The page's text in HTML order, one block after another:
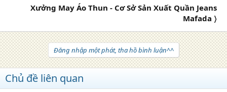
Xưởng May Áo Thun - Cơ Sở Sản Xuất Quần Jeans
Mafada 〉
Đăng nhập một phát, tha hồ bình luận^^
Chủ đề liên quan